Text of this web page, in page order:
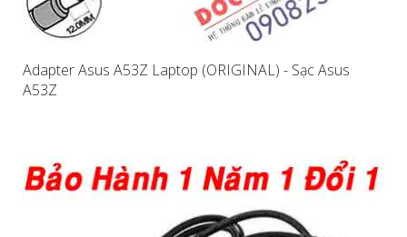
Adapter Asus A53Z Laptop (ORIGINAL) - Sạc Asus
A53Z